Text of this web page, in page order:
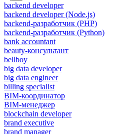
backend developer
backend developer (Node.js)
backend-разработчик (PHP)
backend-разработчик (Python)
bank accountant
beauty-консультант
bellboy
big data developer
big data engineer
billing specialist
BIM-координатор
BIM-менеджер
blockchain developer
brand executive
brand manager